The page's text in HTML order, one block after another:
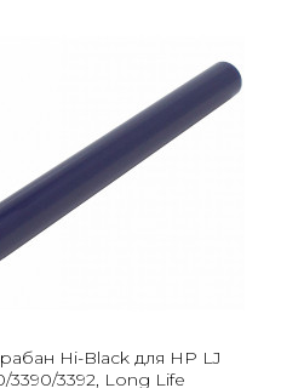
Hi-Black для HP LJ
3390/3392, Long Life